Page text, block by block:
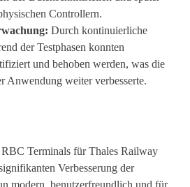
Controllern.
Durch kontinuierliche
der Testphasen konnten
und behoben werden, was die
Anwendung weiter verbesserte.
Terminals für Thales Railway
Verbesserung der